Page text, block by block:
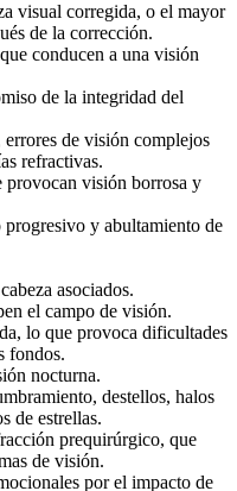
visual corregida, o el mayor
de la corrección.
conducen a una visión
de la integridad del
de visión complejos
refractivas.
provocan visión borrosa y
progresivo y abultamiento de
asociados.
el campo de visión.
lo que provoca dificultades
fondos.
nocturna.
destellos, halos
de estrellas.
prequirúrgico, que
de visión.
por el impacto de